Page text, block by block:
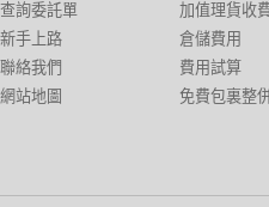
查詢委託單
新手上路
聯絡我們
網站地圖
加值理貨收
倉儲費用
費用試算
免費包裏整